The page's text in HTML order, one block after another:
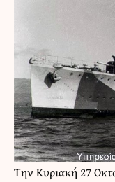
Την Κυριακή 27